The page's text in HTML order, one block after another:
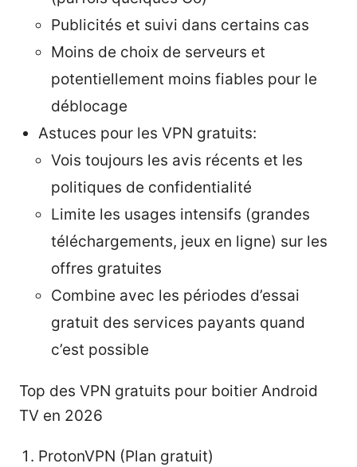
Publicités et suivi dans certains cas
Moins de choix de serveurs et
potentiellement moins fiables pour le
déblocage
Astuces pour les VPN gratuits:
Vois toujours les avis récents et les
politiques de confidentialité
Limite les usages intensifs (grandes
téléchargements, jeux en ligne) sur les
offres gratuites
Combine avec les périodes d’essai
gratuit des services payants quand
c’est possible
Top des VPN gratuits pour boitier Android
TV en 2026
ProtonVPN (Plan gratuit)